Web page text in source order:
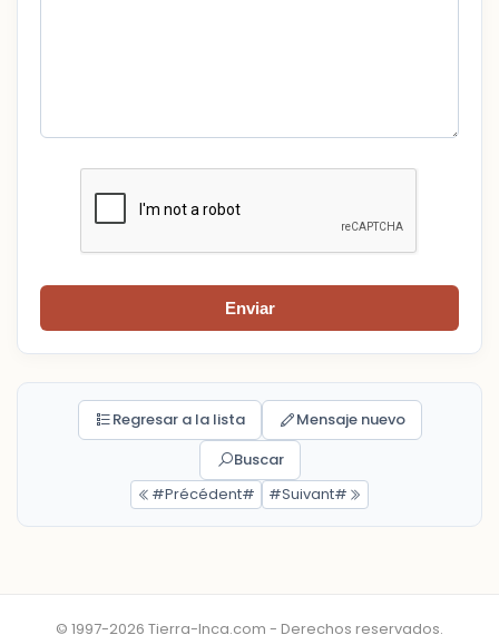
Enviar
Regresar a la lista
Mensaje nuevo
Buscar
#Précédent#
#Suivant#
© 1997-2026 Tierra-Inca.com - Derechos reservados.